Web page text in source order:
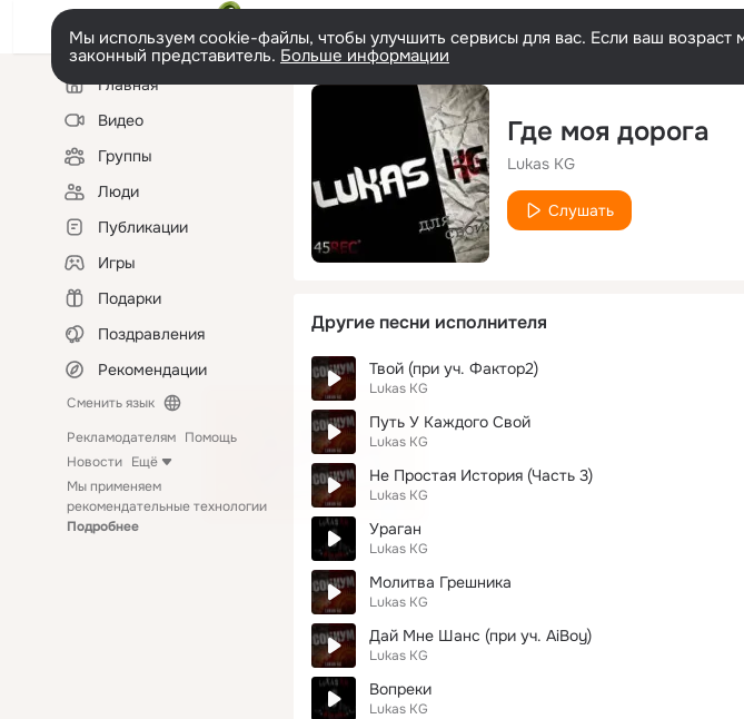
Мы используем cookie-файлы, чтобы улучшить сервисы для вас. Если ваш
законный представитель. Больше информации
Левая
колонкаГлавная
Видео
Группы
Люди
Публикации
Игры
Подарки
Поздравления
Рекомендации
Сменить язык
Рекламодателям Помощь
Новости Ещё
Мы применяем
рекомендательные технологии
Подробнее
Где моя дорога
Lukas KG
Слушать
Другие песни исполнителя
Твой (при уч. Фактор2)
Lukas KG
Путь У Каждого Свой
Lukas KG
Не Простая История (Часть 3)
Lukas KG
Ураган
Lukas KG
Молитва Грешника
Lukas KG
Дай Мне Шанс (при уч. AiBoy)
Lukas KG
Вопреки
Lukas KG